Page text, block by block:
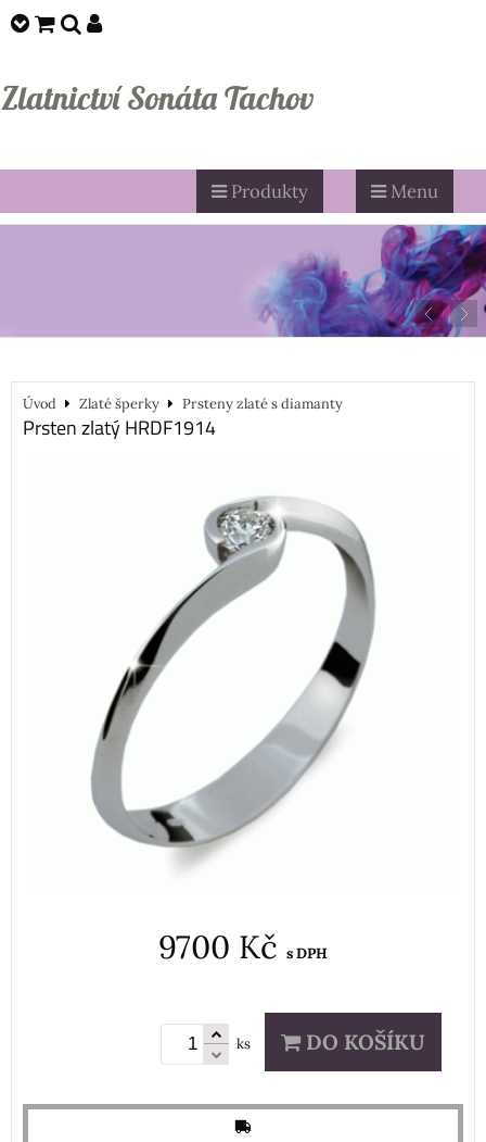
Zlatnictví Sonáta Tachov
Produkty Menu
Úvod Zlaté šperky Prsteny zlaté s diamanty
Prsten zlatý HRDF1914
9700 Kč s DPH
ks DO KOŠÍKU